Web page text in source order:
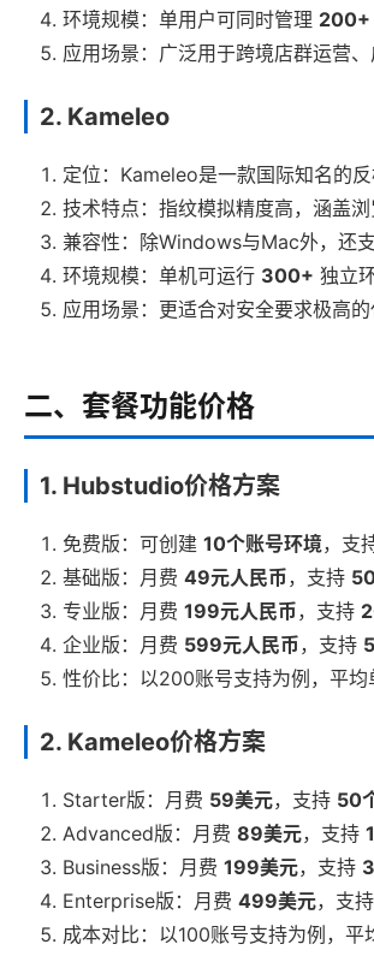
环境规模：单用户可同时管理 200+
应用场景：广泛用于跨境店群运营
2. Kameleo
定位：Kameleo是一款国际知名的
技术特点：指纹模拟精度高，涵盖
兼容性：除Windows与Mac外，还
环境规模：单机可运行 300+ 独立
应用场景：更适合对安全要求极高
二、套餐功能价格
1. Hubstudio价格方案
免费版：可创建 10个账号环境，支
基础版：月费 49元人民币，支持
专业版：月费 199元人民币，支持
企业版：月费 599元人民币，支持
性价比：以200账号支持为例，平均
2. Kameleo价格方案
Starter版：月费 59美元，支持 50
Advanced版：月费 89美元，支持
Business版：月费 199美元，支持
Enterprise版：月费 499美元，支持
成本对比：以100账号支持为例，平